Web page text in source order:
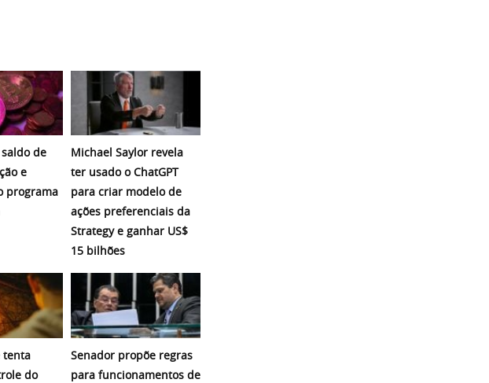
de
e
programa
Michael Saylor revela
ter usado o ChatGPT
para criar modelo de
ações preferenciais da
Strategy e ganhar US$
15 bilhões
tenta
do
Senador propõe regras
para funcionamentos de